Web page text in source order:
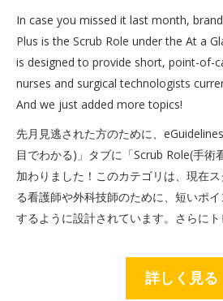
In case you missed it last month,
Plus is the Scrub Role under the At a
is designed to provide short, point-of-
nurses and surgical technologists
And we just added more topics!
先月見逃された方のために、
目でわかる)」タブに「Scrub Role(手術
加わりました！このカテゴリは、現在
る看護師や外科技師のために、短いポ
するように設計されています。さらにト
詳しく見る